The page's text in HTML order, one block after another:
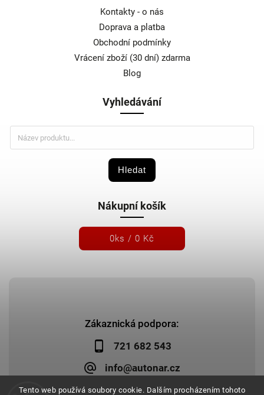
Tento web používá soubory cookie. Dalším procházením tohoto
Zákaznická podpora:
721 682 543
info@autonar.cz
Kontakty - o nás
Doprava a platba
Obchodní podmínky
Vrácení zboží (30 dní) zdarma
Blog
Vyhledávání
Hledat
Nákupní košík
0ks / 0 Kč